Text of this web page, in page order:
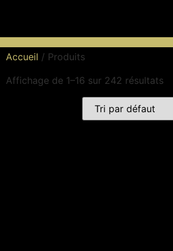
Accueil / Produits
Affichage de 1–16 sur 242 résultats